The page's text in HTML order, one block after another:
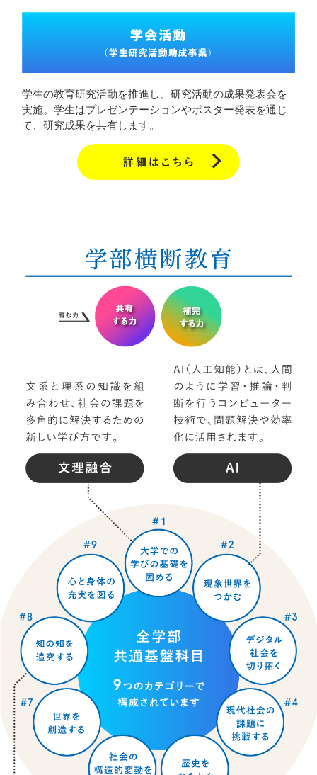
学生の教育研究活動を推進し、研究活動の成果発表会を
実施。学生はプレゼンテーションやポスター発表を通じ
て、研究成果を共有します。